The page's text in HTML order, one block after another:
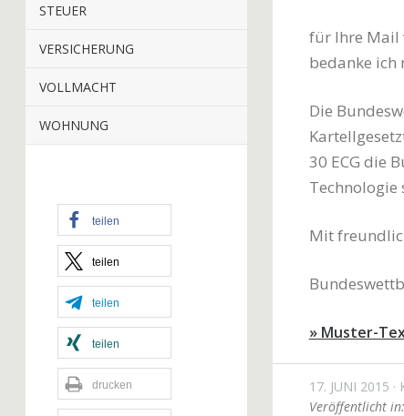
STEUER
VERSICHERUNG
VOLLMACHT
WOHNUNG
teilen
teilen
teilen
teilen
drucken
für Ihre Mail
bedanke ich
Die
30 ECG die
Technologie
Mit
» Muster-
17. JUNI 2015
Veröffentlicht in: